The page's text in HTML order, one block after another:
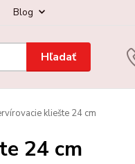
Blog
Hľadať
kliešte 24 cm
24 cm